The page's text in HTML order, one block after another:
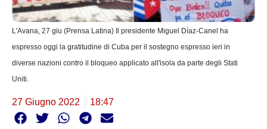
L'Avana, 27 giu (Prensa Latina) Il presidente Miguel Díaz-Canel ha
espresso oggi la gratitudine di Cuba per il sostegno espresso ieri in
diverse nazioni contro il bloqueo applicato all'isola da parte degli Stati
Uniti.
27 Giugno 2022 18:47